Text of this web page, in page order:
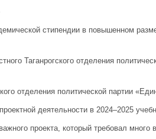
стипендии в повышенном
Таганрогского отделения
отделения политической партии
деятельности в 2024–2025
проекта, который требовал много